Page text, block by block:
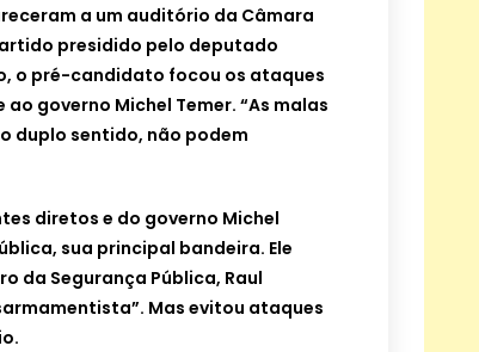
a um auditório da Câmara
presidido pelo deputado
o pré-candidato focou os ataques
ao governo Michel Temer. “As malas
duplo sentido, não podem
diretos e do governo Michel
sua principal bandeira. Ele
da Segurança Pública, Raul
Mas evitou ataques